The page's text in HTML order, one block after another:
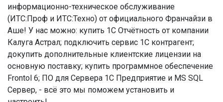
информационно-техническое обслуживание
(ИТС:Проф и ИТС:Техно) от официального Франчайзи в
Аше! У нас можно: купить 1С Отчётность от компании
Калуга Астрал; подключить сервис 1С контрагент;
докупить дополнительные клиентские лицензии на
основную поставку; купить программное обеспечение
Frontol 6; ПО для Сервера 1С Предприятие и MS SQL
Сервер, - всё это мы поможем установить и